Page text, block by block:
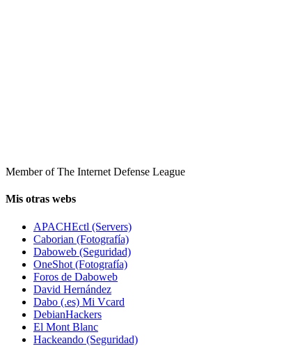
Member of The Internet Defense League
Mis otras webs
APACHEctl (Servers)
Caborian (Fotografía)
Daboweb (Seguridad)
OneShot (Fotografía)
Foros de Daboweb
David Hernández
Dabo (.es) Mi Vcard
DebianHackers
El Mont Blanc
Hackeando (Seguridad)